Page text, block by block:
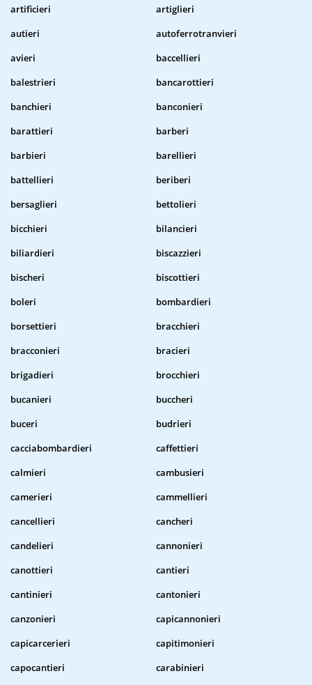
artificieri
artiglieri
autieri
autoferrotranvieri
avieri
baccellieri
balestrieri
bancarottieri
banchieri
banconieri
barattieri
barberi
barbieri
barellieri
battellieri
beriberi
bersaglieri
bettolieri
bicchieri
bilancieri
biliardieri
biscazzieri
bischeri
biscottieri
boleri
bombardieri
borsettieri
bracchieri
bracconieri
bracieri
brigadieri
brocchieri
bucanieri
buccheri
buceri
budrieri
cacciabombardieri
caffettieri
calmieri
cambusieri
camerieri
cammellieri
cancellieri
cancheri
candelieri
cannonieri
canottieri
cantieri
cantinieri
cantonieri
canzonieri
capicannonieri
capicarcerieri
capitimonieri
capocantieri
carabinieri